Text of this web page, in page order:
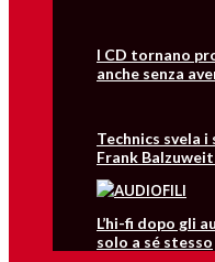
I CD tornano
anche senza
Technics svela
Frank
L’hi-fi dopo gli
solo a sé stesso